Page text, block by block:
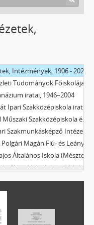
Város Levéltára
1774 - 1969
Intézmények, 1906 - 2023
Alapítvány Kuratóriuma, 1988–2006
iratai, 1946–2004
iratai, 1966–1999
és Gimnázium, 1896–1990
Intézet (Fellner Jakab), 1953–1973
Fiú- és Leányiskola, 1925–1948
Osztatlan Elemi Népiskola), 1909–1982
Elemi Népiskola, 1924–1925
Általános Iskola, 1949–1952
(MÁK Rt. Újtelepi Elemi Népiskola), 1910–1972
(Felsőgalla-bányatelep, 1923–1976
Új Iskola; Tatabánya Újtelepi Elemi Népiskola) iratai, 1906–1982